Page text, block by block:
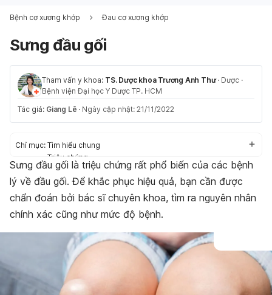
Bệnh cơ xương khớp Đau cơ xương khớp
Sưng đầu gối
Tham vấn y khoa: TS. Dược khoa Trương Anh Thư · Dược ·
Bệnh viện Đại học Y Dược TP. HCM
Tác giả: Giang Lê · Ngày cập nhật: 21/11/2022
Chỉ mục: Tìm hiểu chung
Triệu chứng
Nguyên nhân
Nguy cơ mắc phải
Điều trị hiệu quả
Chế độ sinh hoạt phù hợp
Sưng đầu gối là triệu chứng rất phổ biến của các bệnh
lý về đầu gối. Để khắc phục hiệu quả, bạn cần được
chẩn đoán bởi bác sĩ chuyên khoa, tìm ra nguyên nhân
chính xác cũng như mức độ bệnh.